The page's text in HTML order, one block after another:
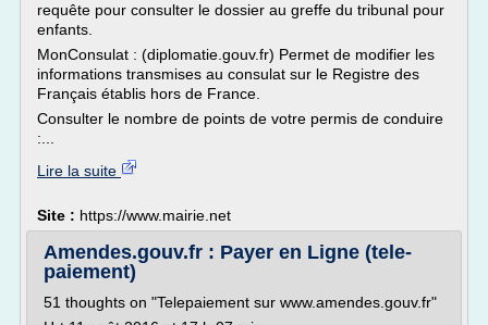
requête pour consulter le dossier au greffe du tribunal pour
enfants.
MonConsulat : (diplomatie.gouv.fr) Permet de modifier les
informations transmises au consulat sur le Registre des
Français établis hors de France.
Consulter le nombre de points de votre permis de conduire
:...
Lire la suite
Site : https://www.mairie.net
Amendes.gouv.fr : Payer en Ligne (tele-
paiement)
51 thoughts on "Telepaiement sur www.amendes.gouv.fr"